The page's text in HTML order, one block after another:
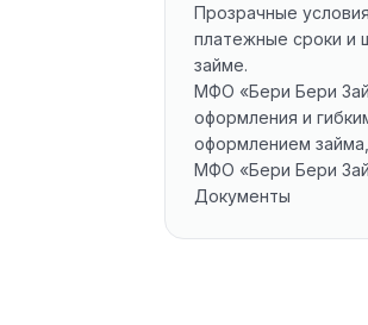
Прозрачные
платежные сроки и
займе.
МФО «Бери Бери
оформления и
оформлением
МФО «Бери Бери
Документы